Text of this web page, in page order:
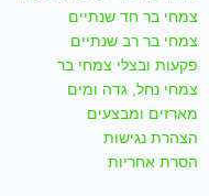
צמחי בר חד שנתיים
צמחי בר רב שנתיים
פקעות ובצלי צמחי בר
צמחי נחל, גדה ומים
מארזים ומבצעים
הצהרת נגישות
הסרת אחריות